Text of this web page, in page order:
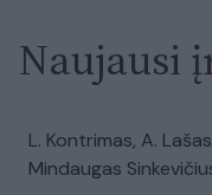
Naujausi
L. Kontrimas, A.
Mindaugas